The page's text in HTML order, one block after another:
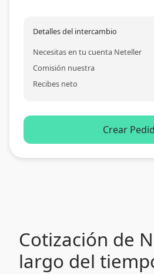
Detalles del intercambio
Necesitas en tu cuenta Neteller
Comisión nuestra
Recibes neto
Crear
Cotización de
largo del